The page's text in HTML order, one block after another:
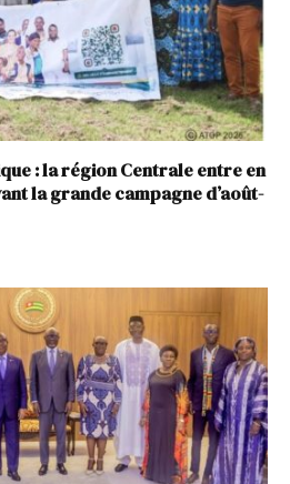
: la région Centrale entre en
la grande campagne d’août-